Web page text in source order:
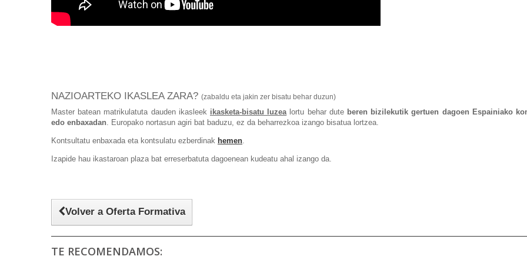
NAZIOARTEKO IKASLEA ZARA? (zabaldu eta jakin zer bisatu behar duzun)
Master batean matrikulatuta dauden ikasleek ikasketa-bisatu luzea lortu behar dute beren bizilekutik gertuen dagoen Espainiako
edo enbaxadan . Europako nortasun agiri bat baduzu, ez da beharrezkoa izango bisatua lortzea.
Kontsultatu enbaxada eta kontsulatu ezberdinak hemen
Izapide hau ikastaroan plaza bat erreserbatuta dagoenean kudeatu ahal izango da.
Volver a Oferta Formativa
TE RECOMENDAMOS: